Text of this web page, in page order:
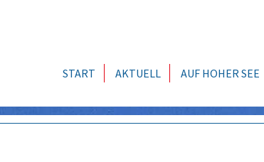
START AKTUELL AUF HOHER SEE